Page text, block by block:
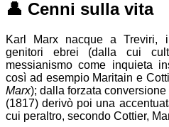
👤 Cenni sulla vita
Karl Marx nacque a Treviri,
genitori ebrei (dalla cui
messianismo come inquieta
così ad esempio Maritain e
Marx); dalla forzata
(1817) derivò poi una
cui peraltro, secondo Cottier,